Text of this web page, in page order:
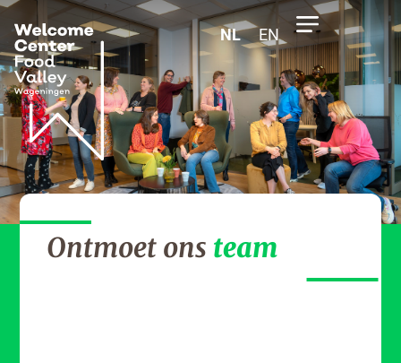
NL EN
Ontmoet ons team